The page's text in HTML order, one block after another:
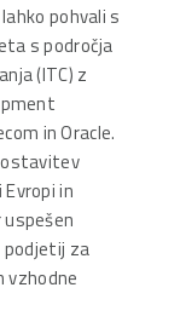
pohvali s
s področja
(ITC) z
in Oracle.
in
podjetij za
vzhodne